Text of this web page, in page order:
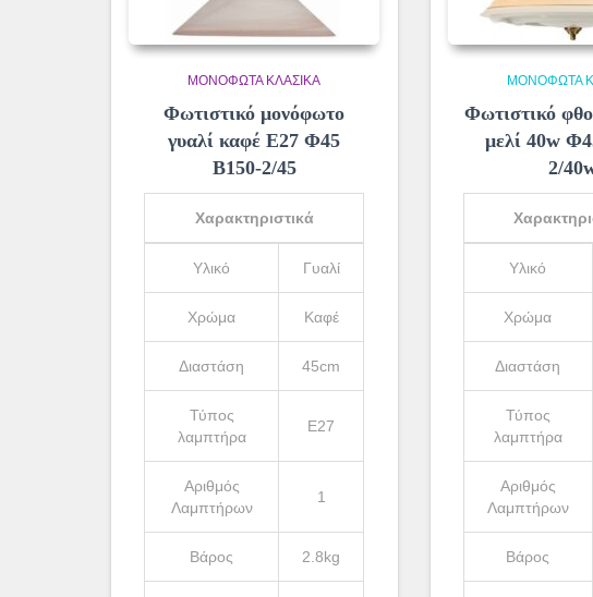
ΜΟΝΌΦΩΤΑ ΚΛΑΣΙΚΆ
Φωτιστικό μονόφωτο
γυαλί καφέ Ε27 Φ45
Β150-2/45
Χαρακτηριστικά
Υλικό Γυαλί
Χρώμα Καφέ
Διαστάση 45cm
Τύπος
λαμπτήρα
Ε27
Αριθμός
Λαμπτήρων
1
Βάρος 2.8kg
ΜΟΝΌΦΩΤΑ
Φωτιστικό
μελί 40w
2/
Υλικό
Χρώμα
Διαστάση
Τύπος
λαμπτήρα
Αριθμός
Λαμπτήρων
Βάρος